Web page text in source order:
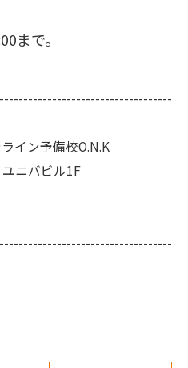
まで。
イン予備校O.N.K
ニバビル1F